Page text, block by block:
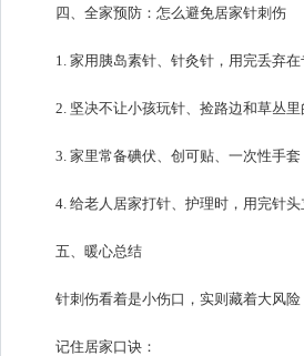
四、全家预防：怎么避免居家针刺伤
1. 家用胰岛素针、针灸针，用完丢弃
2. 坚决不让小孩玩针、捡路边和草丛
3. 家里常备碘伏、创可贴、一次性手套
4. 给老人居家打针、护理时，用完针
五、暖心总结
针刺伤看着是小伤口，实则藏着大风
记住居家口诀：